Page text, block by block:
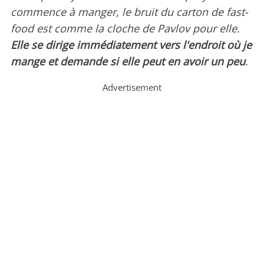
commence à manger, le bruit du carton de fast-
food est comme la cloche de Pavlov pour elle.
Elle se dirige immédiatement vers l'endroit où je
mange et demande si elle peut en avoir un peu.
Advertisement